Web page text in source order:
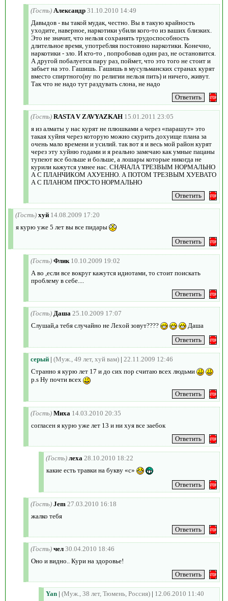
(Гость) Александр 31.10.2010 14:49
Давыдов - вы такой мудак, честно. Вы в такую крайность
уходите, наверное, наркотики убили кого-то из ваших близких.
Это не значит, что нельзя сохранять трудоспособность
длительное время, употребляя постоянно наркотики. Конечно,
наркотики - зло. И кто-то , попробовав один раз, не остановится.
А другой побалуется пару раз, поймет, что это того не стоит и
забьет на это. Гашишь. Гашишь в мусульманских странах курят
вместо спиртного(ну по религии нельзя пить) и ничего, живут.
Так что не надо тут раздувать слона, не надо
(Гость) RASTA V ZAVYAZKAH 15.01.2011 23:05
я из алматы у нас курят не плюшками а через «парашут» это
такая хуйня через которую можно скурить дохуище плана за
очень мало времени и усилий. так вот я и весь мой район курят
через эту хуйню годами и я реально замечаю как умные пацаны
тупеют все больше и больше, а лошары которые никогда не
курили кажутся умнее нас. СНАЧАЛА ТРЕЗВЫМ НОРМАЛЬНО
А С ПЛАНЧИКОМ АХУЕННО. А ПОТОМ ТРЕЗВЫМ ХУЕВАТО
А С ПЛАНОМ ПРОСТО НОРМАЛЬНО
(Гость) хуй 14.08.2009 17:20
я курю уже 5 лет вы все пидары
(Гость) Флик 10.10.2009 19:02
А во ,если все вокруг кажутся идиотами, то стоит поискать
проблему в себе....
(Гость) Даша 25.10.2009 17:07
Слушай,а тебя случайно не Лехой зовут????
Даша
серый | (Муж., 49 лет, хуй вам) | 22.11.2009 12:46
Cтранно я курю лет 17 и до сих пор считаю всех людьми
p.s Ну почти всех
(Гость) Миха 14.03.2010 20:35
согласен я курю уже лет 13 и ни хуя все заебок
(Гость) леха 28.10.2010 18:22
какие есть травки на букву «с»
(Гость) Jem 27.03.2010 16:18
жалко тебя
(Гость) чел 30.04.2010 18:46
Оно и видно.. Кури на здоровье!
Yan | (Муж., 38 лет, Тюмень, Россия) | 12.06.2010 11:40